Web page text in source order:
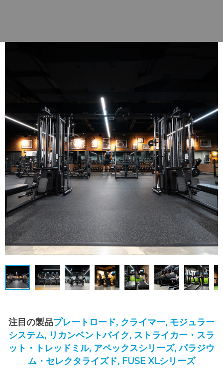
注目の製品プレートロード, クライマー, モジュラー
システム, リカンベントバイク, ストライカー・スラ
ット・トレッドミル, アペックスシリーズ, パラジウ
ム・セレクタライズド, FUSE XLシリーズ